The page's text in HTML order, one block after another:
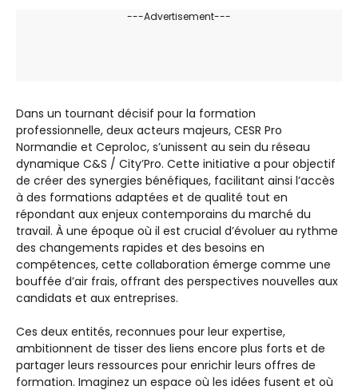
---Advertisement---
Dans un tournant décisif pour la formation
professionnelle, deux acteurs majeurs, CESR Pro
Normandie et Ceproloc, s’unissent au sein du réseau
dynamique C&S / City’Pro. Cette initiative a pour objectif
de créer des synergies bénéfiques, facilitant ainsi l’accès
à des formations adaptées et de qualité tout en
répondant aux enjeux contemporains du marché du
travail. À une époque où il est crucial d’évoluer au rythme
des changements rapides et des besoins en
compétences, cette collaboration émerge comme une
bouffée d’air frais, offrant des perspectives nouvelles aux
candidats et aux entreprises.
Ces deux entités, reconnues pour leur expertise,
ambitionnent de tisser des liens encore plus forts et de
partager leurs ressources pour enrichir leurs offres de
formation. Imaginez un espace où les idées fusent et où